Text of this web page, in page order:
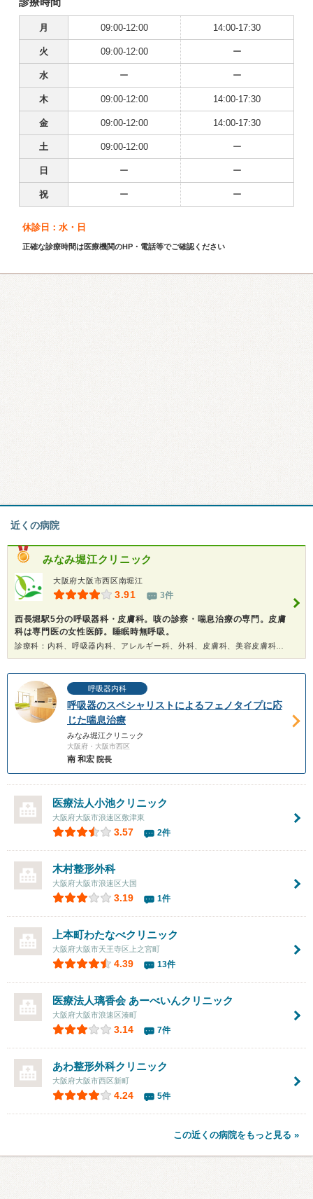
月 09:00-12:00 14:00-17:30
火 09:00-12:00 ー
水 ー ー
木 09:00-12:00 14:00-17:30
金 09:00-12:00 14:00-17:30
土 09:00-12:00 ー
日 ー ー
祝 ー ー
休診日：水・日
正確な診療時間は医療機関のHP・電話等でご確認ください
近くの病院
みなみ堀江クリニック
大阪府大阪市西区南堀江
3.91 3件
西長堀駅5分の呼吸器科・皮膚科。咳の診察・喘息治療の専門。皮膚
科は専門医の女性医師。睡眠時無呼吸。
呼吸器内科
呼吸器のスペシャリストによるフェノタイプに応
じた喘息治療
みなみ堀江クリニック
大阪府・大阪市西区
南 和宏 院長
医療法人小池クリニック
大阪府大阪市浪速区敷津東
3.57 2件
木村整形外科
大阪府大阪市浪速区大国
3.19 1件
上本町わたなべクリニック
大阪府大阪市天王寺区上之宮町
4.39 13件
医療法人璃香会 あーべいんクリニック
大阪府大阪市浪速区湊町
3.14 7件
あわ整形外科クリニック
大阪府大阪市西区新町
4.24 5件
この近くの病院をもっと見る »